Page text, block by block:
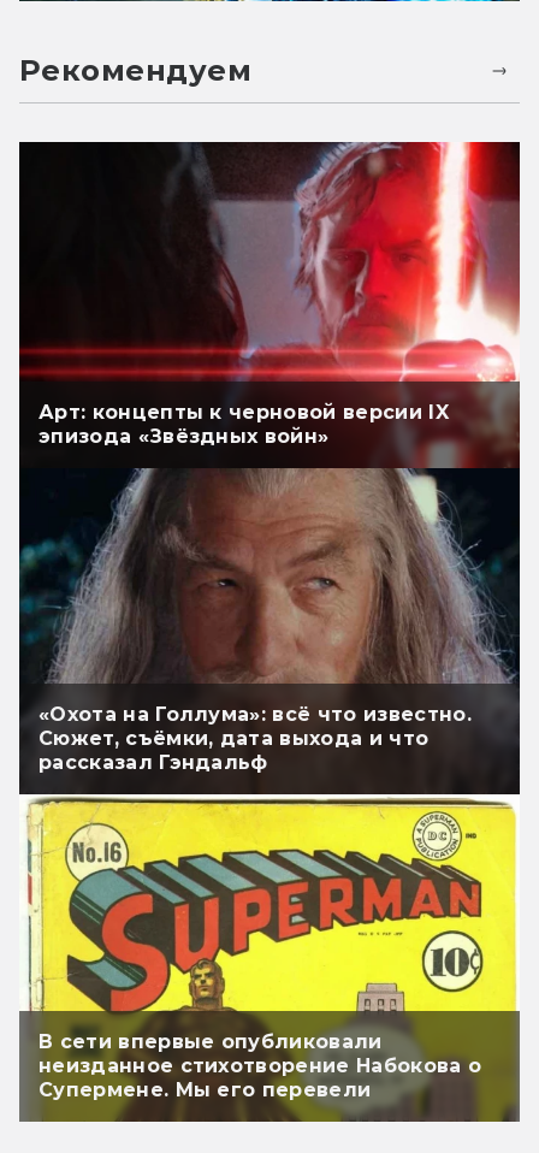
Рекомендуем
Арт: концепты к черновой версии IX
эпизода «Звёздных войн»
«Охота на Голлума»: всё что известно.
Сюжет, съёмки, дата выхода и что
рассказал Гэндальф
В сети впервые опубликовали
неизданное стихотворение Набокова о
Супермене. Мы его перевели